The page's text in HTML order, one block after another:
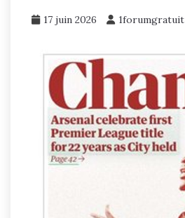
17 juin 2026 1forumgratuit